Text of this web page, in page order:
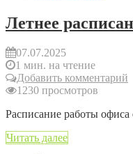
Летнее
07.07.2025
1 мин. на чтение
Добавить комментарий
1230 просмотров
Расписание работы офиса
Читать далее